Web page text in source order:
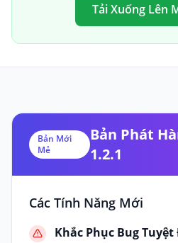
Tải Xuống Lên
Bản Mới
Mẻ
Bản Phát
1.2.1
Các Tính Năng Mới
Khắc Phục Bug Tuyệt